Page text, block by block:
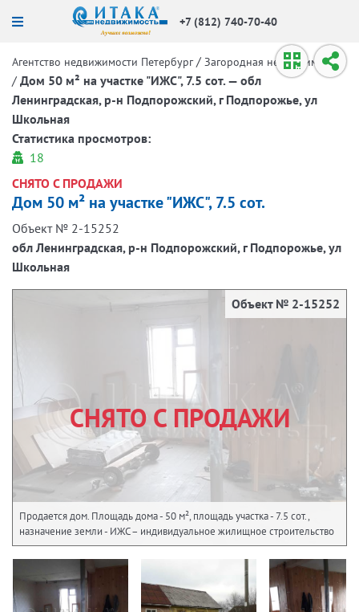
+7 (812) 740-70-40
Агентство недвижимости Петербург / Загородная недвижимость
/ Дом 50 м² на участке "ИЖС", 7.5 сот. — обл
Ленинградская, р-н Подпорожский, г Подпорожье, ул
Школьная
Статистика просмотров:
18
СНЯТО С ПРОДАЖИ
Дом 50 м² на участке "ИЖС", 7.5 сот.
Объект № 2-15252
обл Ленинградская, р-н Подпорожский, г Подпорожье, ул
Школьная
СНЯТО С ПРОДАЖИ
Объект № 2-15252
Продается дом. Площадь дома - 50 м², площадь участка - 7.5 сот.,
назначение земли - ИЖС – индивидуальное жилищное строительство